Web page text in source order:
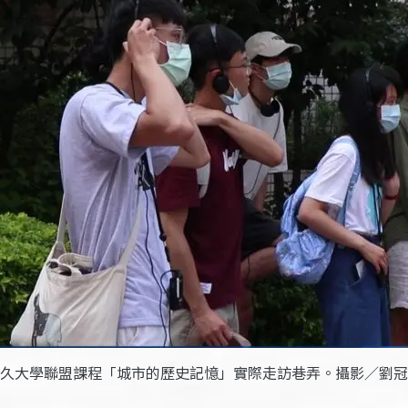
大學聯盟課程「城市的歷史記憶」實際走訪巷弄。攝影／劉